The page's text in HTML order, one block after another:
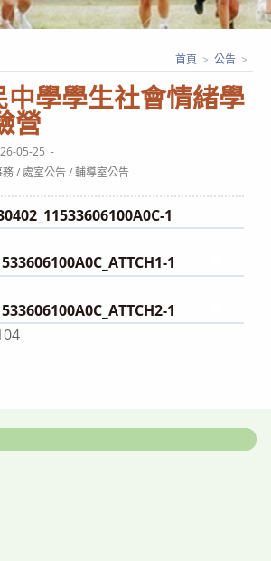
學學生社會情緒學
營
首頁 > 公告 >
05-25
務/處室公告/輔導室公告
1
1
1